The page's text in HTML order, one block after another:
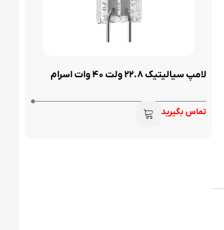
لامپ سیالیتیک 22.8 ولت 40 وات اسرام
تماس بگیرید